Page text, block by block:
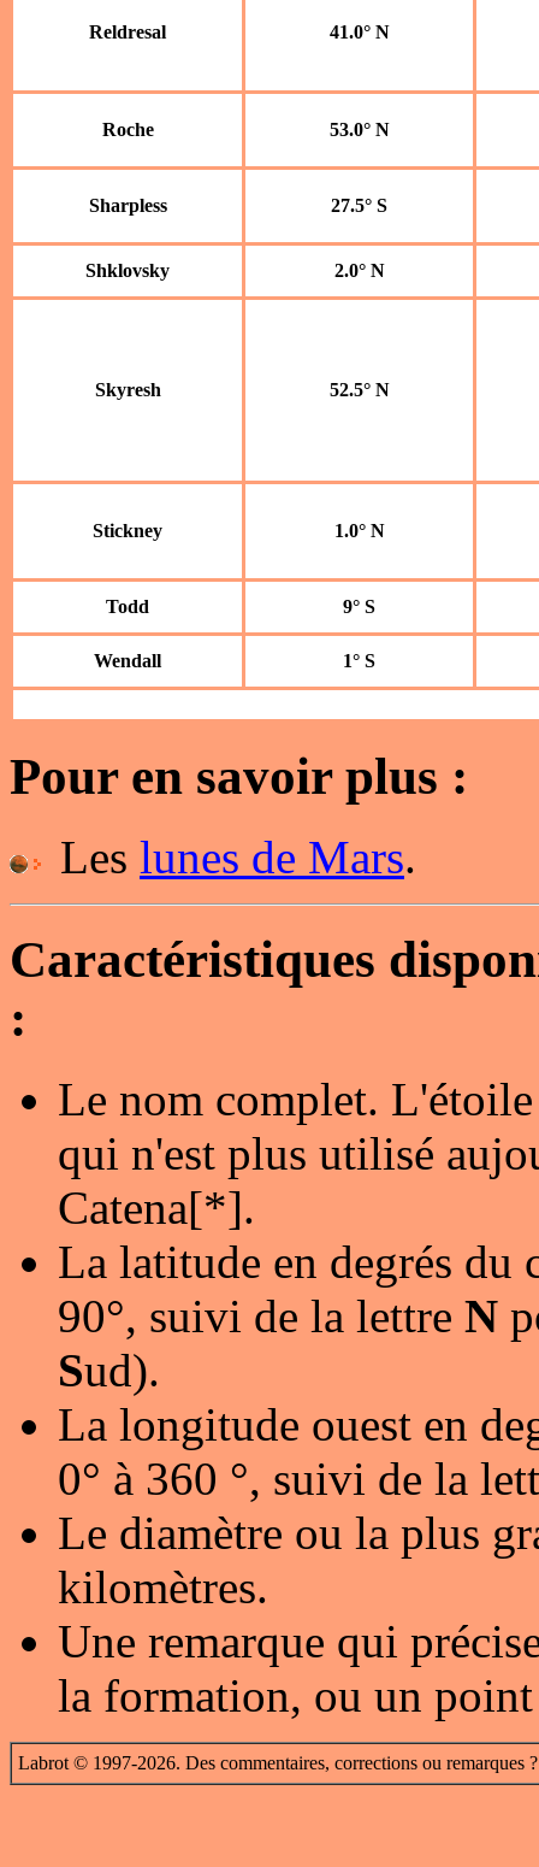
Reldresal 41.0° N
Roche 53.0° N
Sharpless 27.5° S
Shklovsky 2.0° N
Skyresh 52.5° N
Stickney 1.0° N
Todd 9° S
Wendall 1° S
Pour en savoir plus :
Les lunes de Mars.
Caractéristiques
:
Le nom complet.
qui n'est plus utilisé
Catena[*].
La latitude en degrés du
90°, suivi de la lettre N
Sud).
La longitude ouest en
0° à 360 °, suivi de la
Le diamètre ou la plus
kilomètres.
Une remarque qui
la formation, ou un
Labrot © 1997-2026. Des commentaires, corrections ou remarques